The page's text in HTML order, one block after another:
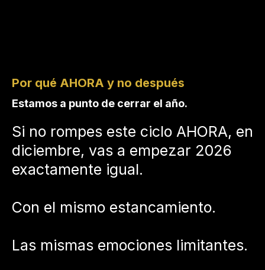
Por qué AHORA y no después
Estamos a punto de cerrar el año.
Si no rompes este ciclo AHORA, en
diciembre, vas a empezar 2026
exactamente igual.
Con el mismo estancamiento.
Las mismas emociones limitantes.